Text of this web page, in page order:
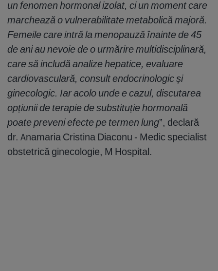
un fenomen hormonal izolat, ci un moment care
marchează o vulnerabilitate metabolică majoră.
Femeile care intră la menopauză înainte de 45
de ani au nevoie de o urmărire multidisciplinară,
care să includă analize hepatice, evaluare
cardiovasculară, consult endocrinologic și
ginecologic. Iar acolo unde e cazul, discutarea
opțiunii de terapie de substituție hormonală
poate preveni efecte pe termen lung”, declară
dr. Anamaria Cristina Diaconu - Medic specialist
obstetrică ginecologie, M Hospital.